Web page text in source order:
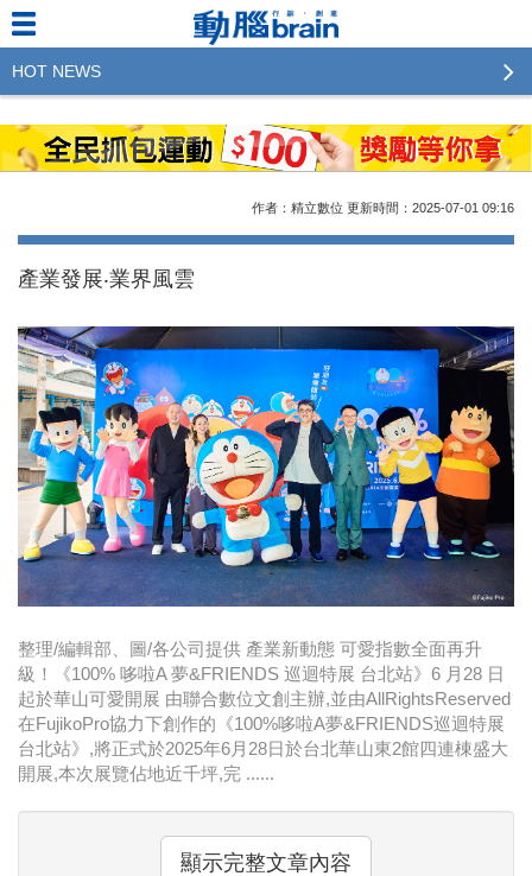
作者：精立數位 更新時間：2025-07-01 09:16
產業發展‧業界風雲
整理/編輯部、圖/各公司提供 產業新動態 可愛指數全面再升
級！《100% 哆啦A 夢&FRIENDS 巡迴特展 台北站》6 月28 日
起於華山可愛開展 由聯合數位文創主辦,並由AllRightsReserved
在FujikoPro協力下創作的《100%哆啦A夢&FRIENDS巡迴特展
台北站》,將正式於2025年6月28日於台北華山東2館四連棟盛大
開展,本次展覽佔地近千坪,完 ......
顯示完整文章內容
HOT NEWS
2023行銷傳播傑出貢獻獎 啟動徵件！期許參賽作品
更創新及具影響力
2022行銷傳播傑出貢獻獎得獎名單揭曉，近400位行
感美照
2023台灣民生快消品牌排行 14億次國民消費揭曉品
牌足跡贏家
域動行銷公布人事異動
CSD中衛營運長張德成：中衛跳脫框架 玩出口罩新
時尚
金獎的代價 牛恆泰：沒人知道我失去什麼！
台灣百事食品 注重品牌體驗創造差異化
黃麗萍：媒體代理商有幫客戶升級的責任！
牛恆泰：媒體產業蛻變關鍵期，數位轉型該怎麼
搞？（上）